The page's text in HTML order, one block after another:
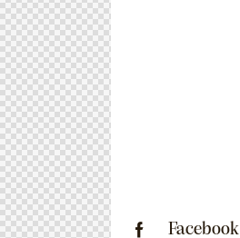
Facebook